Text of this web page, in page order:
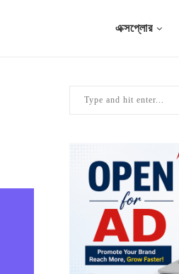
এক্সপ্লোর